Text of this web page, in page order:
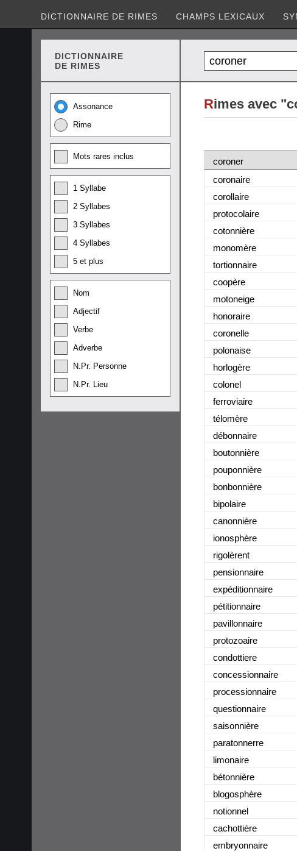
DICTIONNAIRE DE RIMES CHAMPS LEXICAUX
DICTIONNAIRE
DE RIMES
Assonance
Rime
Mots rares inclus
1 Syllabe
2 Syllabes
3 Syllabes
4 Syllabes
5 et plus
Nom
Adjectif
Verbe
Adverbe
N.Pr. Personne
N.Pr. Lieu
Rimes avec
coroner
coronaire
corollaire
protocolaire
cotonnière
monomère
tortionnaire
coopère
motoneige
honoraire
coronelle
polonaise
horlogère
colonel
ferroviaire
télomère
débonnaire
boutonnière
pouponnière
bonbonnière
bipolaire
canonnière
ionosphère
rigolèrent
pensionnaire
expéditionnaire
pétitionnaire
pavillonnaire
protozoaire
condottiere
concessionnaire
processionnaire
questionnaire
saisonnière
paratonnerre
limonaire
bétonnière
blogosphère
notionnel
cachottière
embryonnaire